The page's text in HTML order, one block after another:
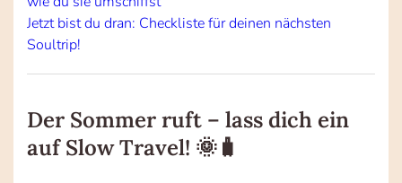
Jetzt bist du dran: Checkliste für deinen nächsten
Soultrip!
Der Sommer ruft – lass dich ein
auf Slow Travel! 🌞🧳